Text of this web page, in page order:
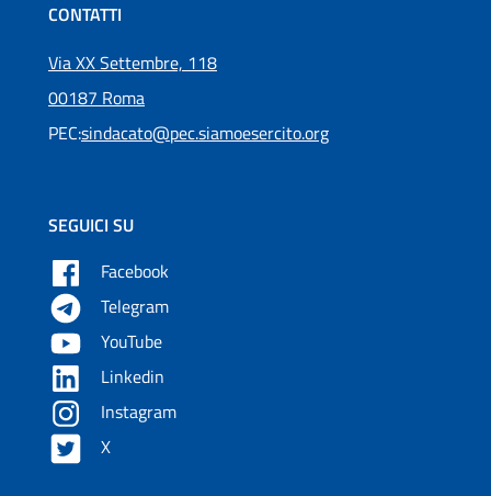
CONTATTI
Via XX Settembre, 118
00187 Roma
PEC:sindacato@pec.siamoesercito.org
SEGUICI SU
Facebook
Telegram
YouTube
Linkedin
Instagram
X